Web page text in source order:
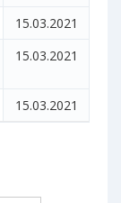
15.03.2021
15.03.2021
15.03.2021